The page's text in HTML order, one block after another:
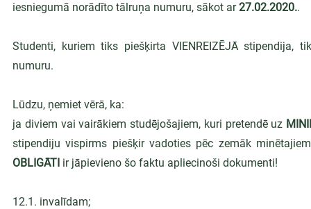
iesniegumā norādīto tālruņa numuru, sākot ar 27.02.2020..
Studenti, kuriem tiks piešķirta VIENREIZĒJĀ
numuru.
Lūdzu, ņemiet vērā, ka:
ja diviem vai vairākiem studējošajiem, kuri pretendē uz
stipendiju vispirms piešķir vadoties pēc zemāk
OBLIGĀTI ir jāpievieno šo faktu apliecinoši dokumenti!
12.1. invalīdam;